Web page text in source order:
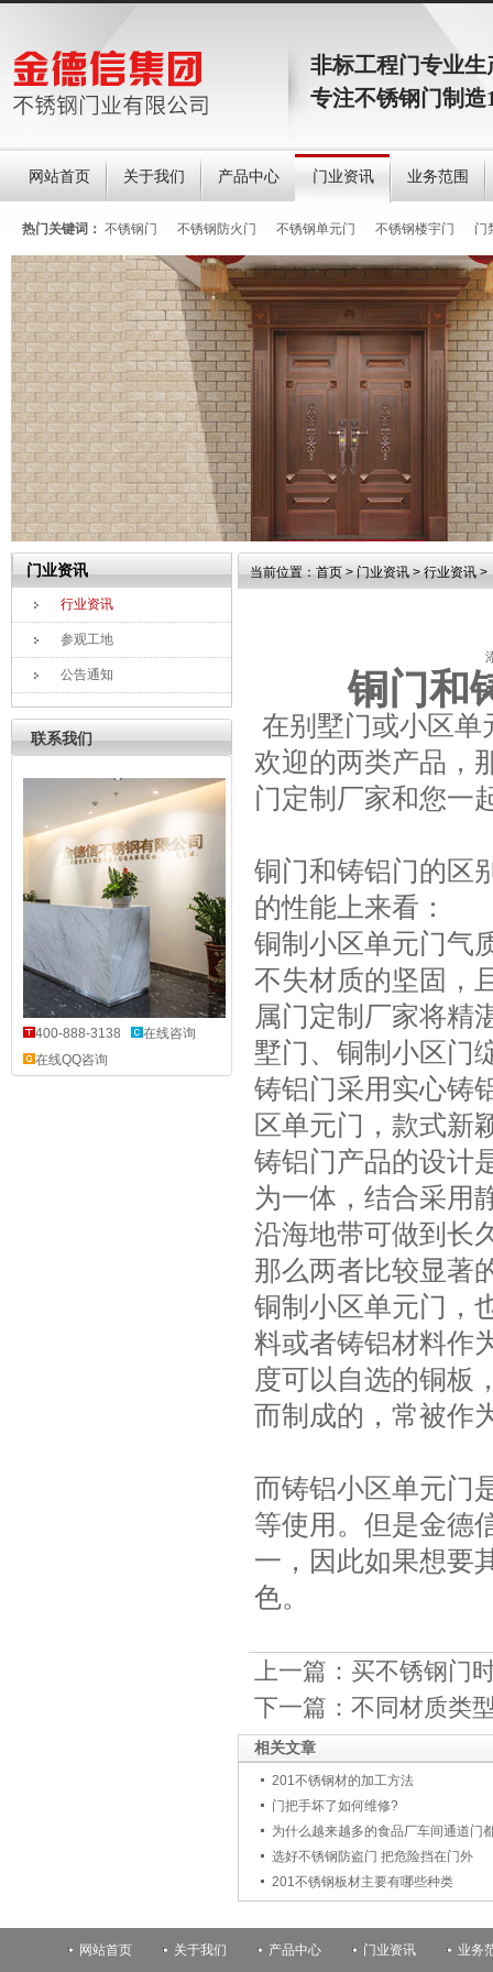
非标工程门专业生
专注不锈钢门制
网站首页 关于我们 产品中心 门业资讯 业务范围
热门关键词： 不锈钢门 不锈钢防火门 不锈钢单元门 不锈钢楼宇门 门
门业资讯
行业资讯
参观工地
公告通知
联系我们
400-888-3138
在线咨询
在线QQ咨询
当前位置：首页>门业资讯>行业资讯>
铜门和
在别墅门或小区单
欢迎的两类产品，
门定制厂家和您一
铜门和铸铝门的区
的性能上来看：
铜制小区单元门气
不失材质的坚固，
属门定制厂家将精
墅门、铜制小区门
铸铝门采用实心铸
区单元门，款式新
铸铝门产品的设计
为一体，结合采用
沿海地带可做到长
那么两者比较显著
铜制小区单元门，
料或者铸铝材料作
度可以自选的铜板
而制成的，常被作
而铸铝小区单元门
等使用。但是金德
一，因此如果想要
色。
上一篇： 买不锈钢门
下一篇： 不同材质类
相关文章
201不锈钢材的加工方法
门把手坏了如何维修?
为什么越来越多的食品厂车间通道门
选好不锈钢防盗门 把危险挡在门外
201不锈钢板材主要有哪些种类
网站首页 关于我们 产品中心 门业资讯 业务